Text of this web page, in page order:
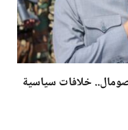
خلافات سياسية